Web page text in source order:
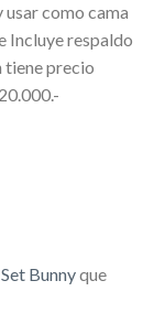
como cama
Incluye respaldo
tiene precio
Set Bunnyque